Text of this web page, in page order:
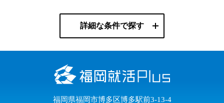
詳細な条件で探す
福岡県福岡市博多区博多駅前3-13-4